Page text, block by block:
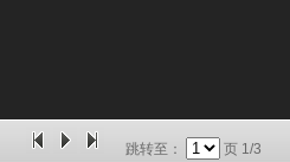
跳转至： 页 1/3